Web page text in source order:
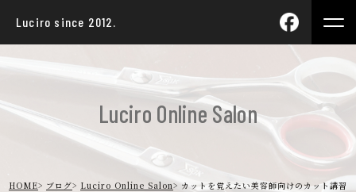
Luciro since 2012.
Luciro Online Salon
HOME ブログ Luciro Online Salon カットを覚えたい美容師向けのカット講習